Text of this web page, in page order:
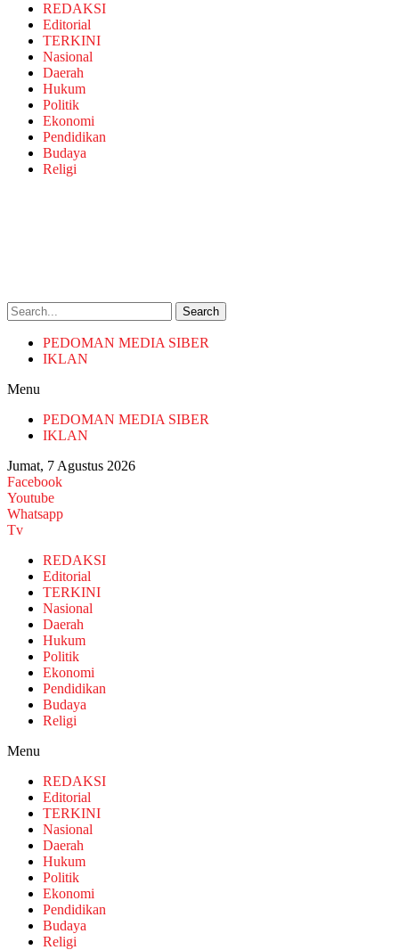
REDAKSI
Editorial
TERKINI
Nasional
Daerah
Hukum
Politik
Ekonomi
Pendidikan
Budaya
Religi
Search
PEDOMAN MEDIA SIBER
IKLAN
Menu
PEDOMAN MEDIA SIBER
IKLAN
Jumat, 7 Agustus 2026
Facebook
Youtube
Whatsapp
Tv
REDAKSI
Editorial
TERKINI
Nasional
Daerah
Hukum
Politik
Ekonomi
Pendidikan
Budaya
Religi
Menu
REDAKSI
Editorial
TERKINI
Nasional
Daerah
Hukum
Politik
Ekonomi
Pendidikan
Budaya
Religi